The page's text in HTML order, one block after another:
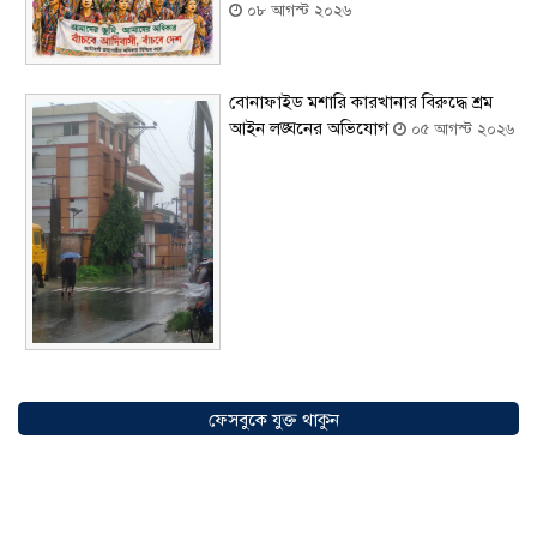
০৮ আগস্ট ২০২৬
বোনাফাইড মশারি কারখানার বিরুদ্ধে শ্রম
আইন লঙ্ঘনের অভিযোগ
০৫ আগস্ট ২০২৬
অগ্রযাত্রায় নতুন অধ্যায়, উদ্বোধন হলো ‘শিফা
মোহাম্মদিয়া ফিশারিজ’
০৫ আগস্ট ২০২৬
ফেসবুকে যুক্ত থাকুন